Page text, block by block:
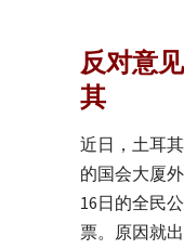
反对意
其
近日，土耳
的国会大厦
16日的全民
票。原因就